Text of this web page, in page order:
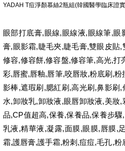
YADAH T痘淨顏慕絲2瓶組(韓國醫學臨床證
眼部打底膏,眼線,眼線液,眼線筆,
膏,眼影霜,睫毛夾,睫毛膏,雙眼皮貼
修容,修容餅,修容盤,修容筆,高光,打
彩,唇蜜,唇釉,唇筆,咬唇妝,粉底刷,
影棒,遮瑕刷,腮紅刷,高光刷,鼻影刷
水,卸妝乳,卸妝液,眼唇卸妝液,美妝
品,CP值超高,保養,保養品,保養步
乳液,精華液,凝露,面膜,眼膜,唇膜,
霜,護唇膏,護手霜,粉刺,痘痘,毛孔,